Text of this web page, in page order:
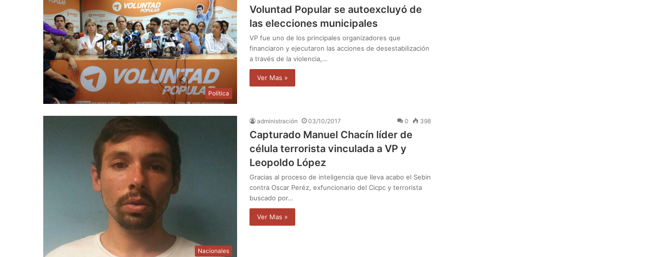
Política
Voluntad Popular se autoexcluyó de
las elecciones municipales
VP fue uno de los principales organizadores que
financiaron y ejecutaron las acciones de desestabilización
a través de la violencia,…
Ver Mas »
Nacionales
administración 03/10/2017 0 398
Capturado Manuel Chacín líder de
célula terrorista vinculada a VP y
Leopoldo López
Gracias al proceso de inteligencia que lleva acabo el Sebin
contra Oscar Peréz, exfuncionario del Cicpc y terrorista
buscado por…
Ver Mas »